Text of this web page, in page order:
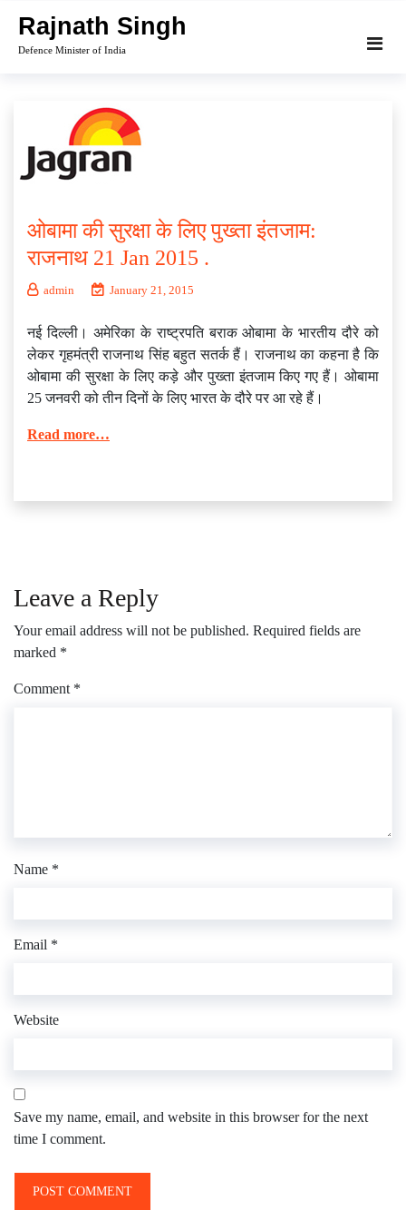
content
Rajnath Singh
Defence Minister of India
ओबामा की सुरक्षा के लिए पुख्‍ता इंतजाम:
राजनाथ 21 Jan 2015 .
admin January 21, 2015
नई दिल्ली। अमेरिका के राष्ट्रपति बराक ओबामा के भारतीय दौरे को
लेकर गृहमंत्री राजनाथ सिंह बहुत सतर्क हैं। राजनाथ का कहना है कि
ओबामा की सुरक्षा के लिए कड़े और पुख्ता इंतजाम किए गए हैं। ओबामा
25 जनवरी को तीन दिनों के लिए भारत के दौरे पर आ रहे हैं।
Read more…
Leave a Reply
Your email address will not be published. Required fields are
marked *
Comment *
Name *
Email *
Website
Save my name, email, and website in this browser for the next
time I comment.